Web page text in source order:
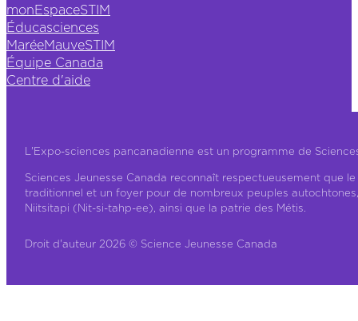
monEspaceSTIM
Éducasciences
MaréeMauveSTIM
Équipe Canada
Centre d'aide
L'Expo-sciences pancanadienne est un programme de
Sciences Jeunesse Canada reconnaît respectueusement que
traditionnel et un foyer pour de nombreux peuples
Niitsitapi (Nit-si-tahp-ee), ainsi que la patrie des Métis.
Droit d'auteur 2026 © Science Jeunesse Canada